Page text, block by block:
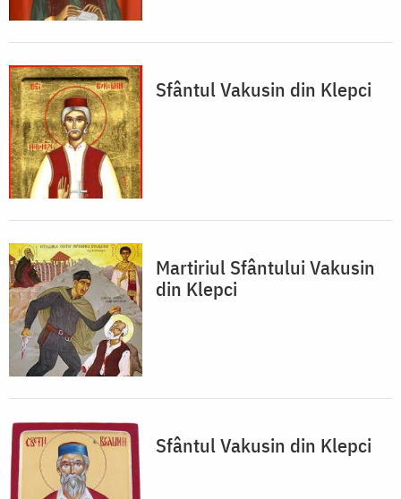
Sfântul Vakusin din Klepci
Martiriul Sfântului Vakusin
din Klepci
Sfântul Vakusin din Klepci